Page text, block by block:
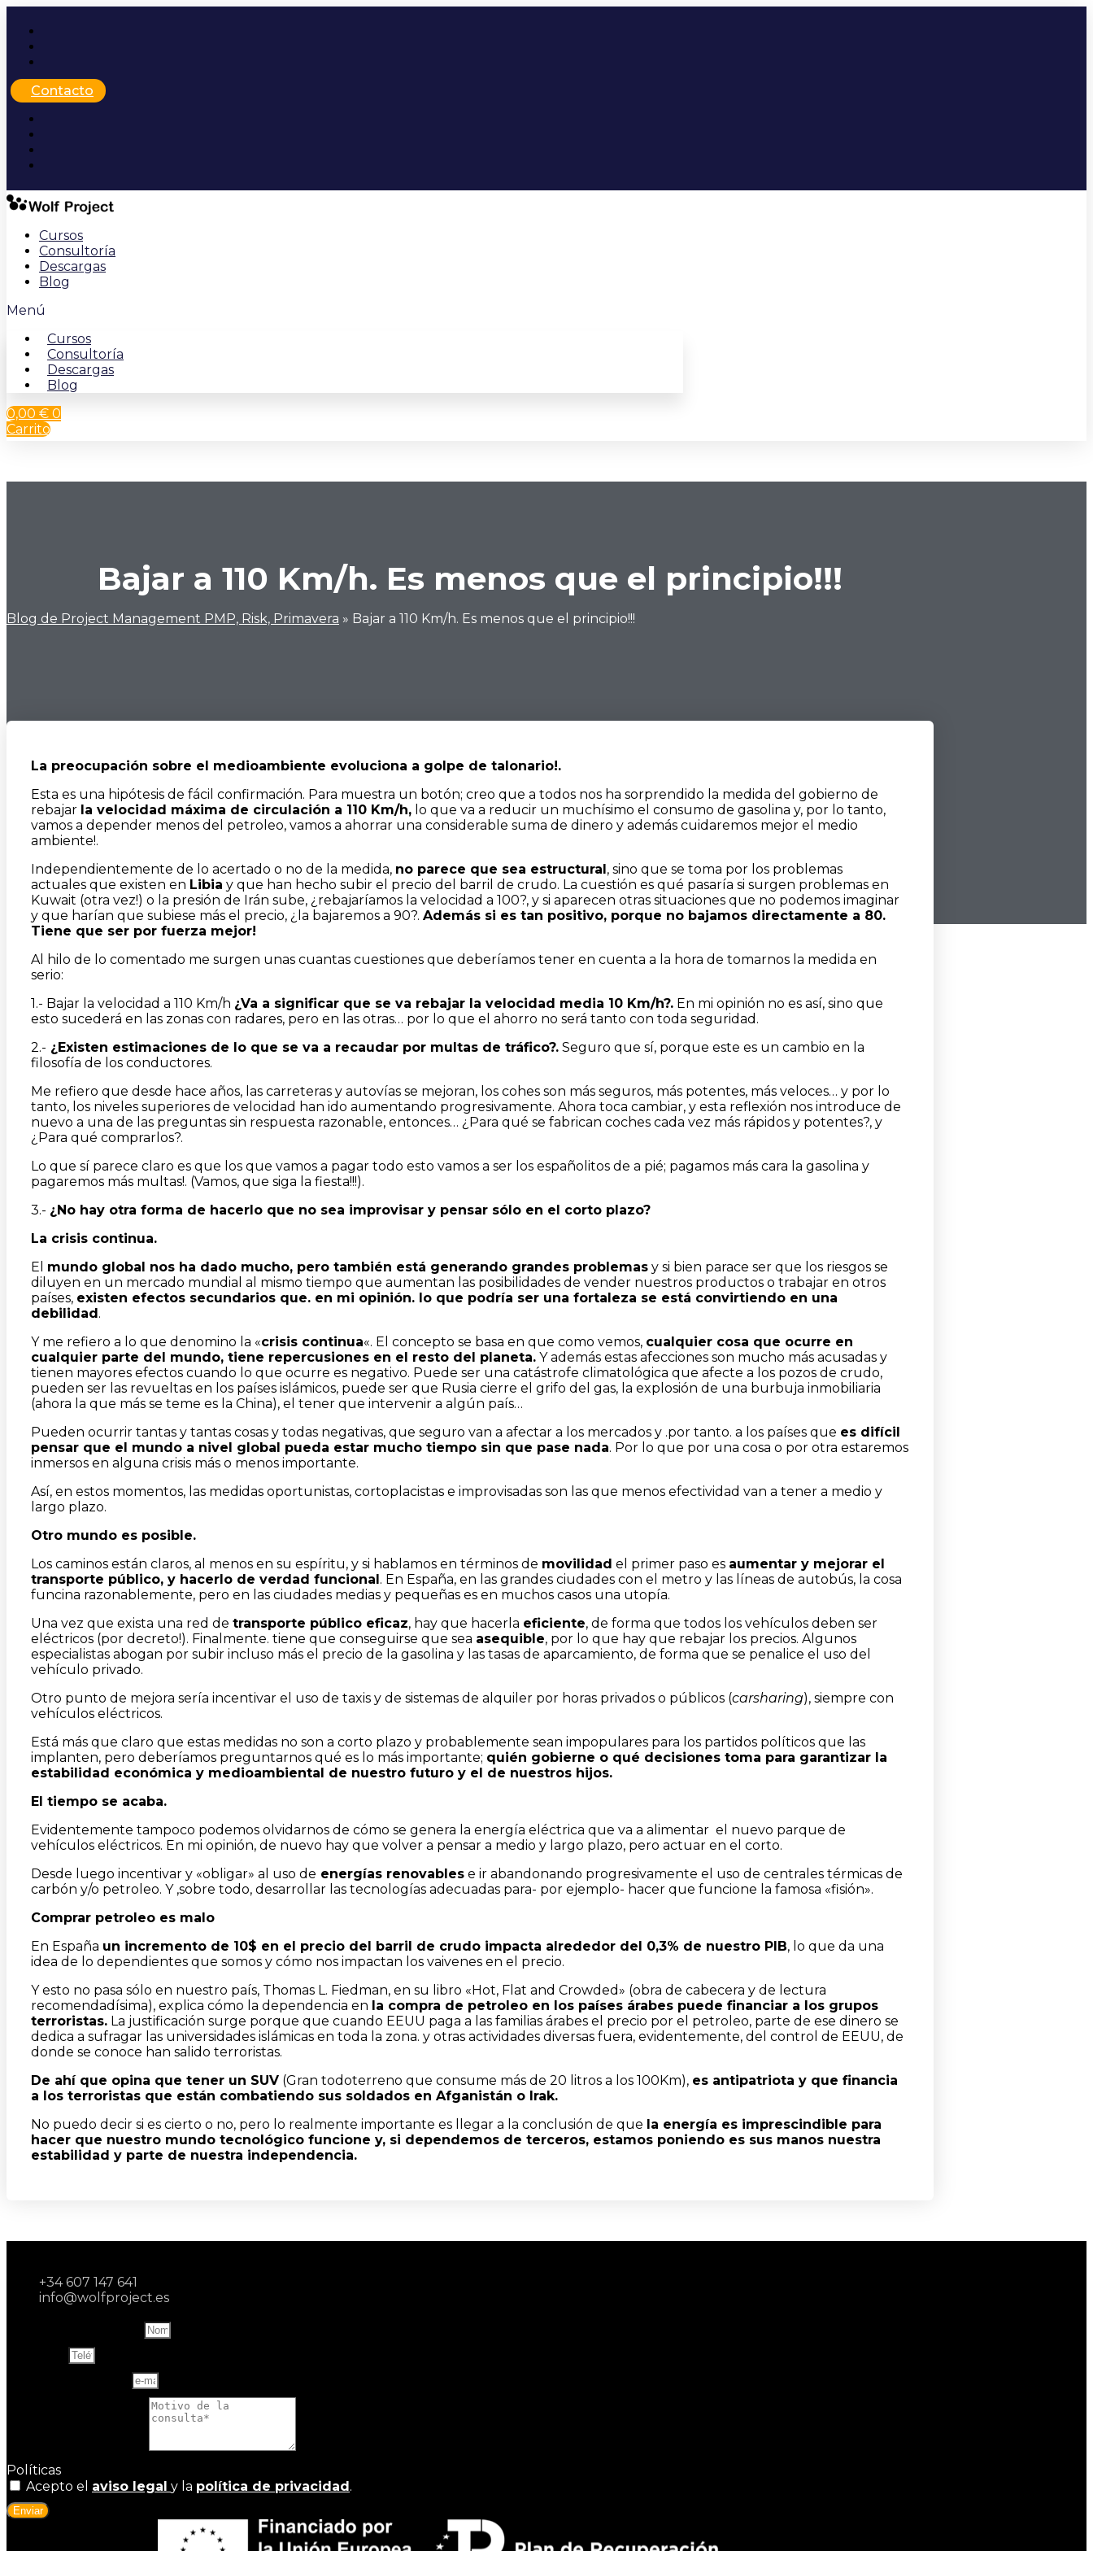
contenido
Contacto
Cursos
Consultoría
Descargas
Blog
Menú
Cursos
Consultoría
Descargas
Blog
0,00 € 0
Carrito
Bajar a 110 Km/h. Es menos que el principio!!!
Blog de Project Management PMP, Risk, Primavera » Bajar a 110 Km/h. Es menos que el principio!!!
La preocupación sobre el medioambiente evoluciona a golpe de talonario!.
Esta es una hipótesis de fácil confirmación. Para muestra un botón; creo que a todos nos ha sorprendido la medida del gobierno de
rebajar la velocidad máxima de circulación a 110 Km/h, lo que va a reducir un muchísimo el consumo de gasolina y, por lo tanto,
vamos a depender menos del petroleo, vamos a ahorrar una considerable suma de dinero y además cuidaremos mejor el medio
ambiente!.
Independientemente de lo acertado o no de la medida, no parece que sea estructural, sino que se toma por los problemas
actuales que existen en Libia y que han hecho subir el precio del barril de crudo. La cuestión es qué pasaría si surgen problemas en
Kuwait (otra vez!) o la presión de Irán sube, ¿rebajaríamos la velocidad a 100?, y si aparecen otras situaciones que no podemos imaginar
y que harían que subiese más el precio, ¿la bajaremos a 90?. Además si es tan positivo, porque no bajamos directamente a 80.
Tiene que ser por fuerza mejor!
Al hilo de lo comentado me surgen unas cuantas cuestiones que deberíamos tener en cuenta a la hora de tomarnos la medida en
serio:
1.- Bajar la velocidad a 110 Km/h ¿Va a significar que se va rebajar la velocidad media 10 Km/h?. En mi opinión no es así, sino que
esto sucederá en las zonas con radares, pero en las otras… por lo que el ahorro no será tanto con toda seguridad.
2.- ¿Existen estimaciones de lo que se va a recaudar por multas de tráfico?. Seguro que sí, porque este es un cambio en la
filosofía de los conductores.
Me refiero que desde hace años, las carreteras y autovías se mejoran, los cohes son más seguros, más potentes, más veloces… y por lo
tanto, los niveles superiores de velocidad han ido aumentando progresivamente. Ahora toca cambiar, y esta reflexión nos introduce de
nuevo a una de las preguntas sin respuesta razonable, entonces… ¿Para qué se fabrican coches cada vez más rápidos y potentes?, y
¿Para qué comprarlos?.
Lo que sí parece claro es que los que vamos a pagar todo esto vamos a ser los españolitos de a pié; pagamos más cara la gasolina y
pagaremos más multas!. (Vamos, que siga la fiesta!!!).
3.- ¿No hay otra forma de hacerlo que no sea improvisar y pensar sólo en el corto plazo?
La crisis continua.
El mundo global nos ha dado mucho, pero también está generando grandes problemas y si bien parace ser que los riesgos se
diluyen en un mercado mundial al mismo tiempo que aumentan las posibilidades de vender nuestros productos o trabajar en otros
países, existen efectos secundarios que. en mi opinión. lo que podría ser una fortaleza se está convirtiendo en una
debilidad.
Y me refiero a lo que denomino la «crisis continua«. El concepto se basa en que como vemos, cualquier cosa que ocurre en
cualquier parte del mundo, tiene repercusiones en el resto del planeta. Y además estas afecciones son mucho más acusadas y
tienen mayores efectos cuando lo que ocurre es negativo. Puede ser una catástrofe climatológica que afecte a los pozos de crudo,
pueden ser las revueltas en los países islámicos, puede ser que Rusia cierre el grifo del gas, la explosión de una burbuja inmobiliaria
(ahora la que más se teme es la China), el tener que intervenir a algún país…
Pueden ocurrir tantas y tantas cosas y todas negativas, que seguro van a afectar a los mercados y .por tanto. a los países que es difícil
pensar que el mundo a nivel global pueda estar mucho tiempo sin que pase nada. Por lo que por una cosa o por otra estaremos
inmersos en alguna crisis más o menos importante.
Así, en estos momentos, las medidas oportunistas, cortoplacistas e improvisadas son las que menos efectividad van a tener a medio y
largo plazo.
Otro mundo es posible.
Los caminos están claros, al menos en su espíritu, y si hablamos en términos de movilidad el primer paso es aumentar y mejorar el
transporte público, y hacerlo de verdad funcional. En España, en las grandes ciudades con el metro y las líneas de autobús, la cosa
funcina razonablemente, pero en las ciudades medias y pequeñas es en muchos casos una utopía.
Una vez que exista una red de transporte público eficaz, hay que hacerla eficiente, de forma que todos los vehículos deben ser
eléctricos (por decreto!). Finalmente. tiene que conseguirse que sea asequible, por lo que hay que rebajar los precios. Algunos
especialistas abogan por subir incluso más el precio de la gasolina y las tasas de aparcamiento, de forma que se penalice el uso del
vehículo privado.
Otro punto de mejora sería incentivar el uso de taxis y de sistemas de alquiler por horas privados o públicos (carsharing), siempre con
vehículos eléctricos.
Está más que claro que estas medidas no son a corto plazo y probablemente sean impopulares para los partidos políticos que las
implanten, pero deberíamos preguntarnos qué es lo más importante; quién gobierne o qué decisiones toma para garantizar la
estabilidad económica y medioambiental de nuestro futuro y el de nuestros hijos.
El tiempo se acaba.
Evidentemente tampoco podemos olvidarnos de cómo se genera la energía eléctrica que va a alimentar el nuevo parque de
vehículos eléctricos. En mi opinión, de nuevo hay que volver a pensar a medio y largo plazo, pero actuar en el corto.
Desde luego incentivar y «obligar» al uso de energías renovables e ir abandonando progresivamente el uso de centrales térmicas de
carbón y/o petroleo. Y ,sobre todo, desarrollar las tecnologías adecuadas para- por ejemplo- hacer que funcione la famosa «fisión».
Comprar petroleo es malo
En España un incremento de 10$ en el precio del barril de crudo impacta alrededor del 0,3% de nuestro PIB, lo que da una
idea de lo dependientes que somos y cómo nos impactan los vaivenes en el precio.
Y esto no pasa sólo en nuestro país, Thomas L. Fiedman, en su libro «Hot, Flat and Crowded» (obra de cabecera y de lectura
recomendadísima), explica cómo la dependencia en la compra de petroleo en los países árabes puede financiar a los grupos
terroristas. La justificación surge porque que cuando EEUU paga a las familias árabes el precio por el petroleo, parte de ese dinero se
dedica a sufragar las universidades islámicas en toda la zona. y otras actividades diversas fuera, evidentemente, del control de EEUU, de
donde se conoce han salido terroristas.
De ahí que opina que tener un SUV (Gran todoterreno que consume más de 20 litros a los 100Km), es antipatriota y que financia
a los terroristas que están combatiendo sus soldados en Afganistán o Irak.
No puedo decir si es cierto o no, pero lo realmente importante es llegar a la conclusión de que la energía es imprescindible para
hacer que nuestro mundo tecnológico funcione y, si dependemos de terceros, estamos poniendo es sus manos nuestra
estabilidad y parte de nuestra independencia.
+34 607 147 641
info@wolfproject.es
Políticas
Acepto el aviso legal y la política de privacidad.
Enviar